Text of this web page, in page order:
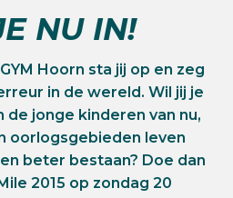
NU IN!
Hoorn sta jij op en zeg
in de wereld. Wil jij je
jonge kinderen van nu,
oorlogsgebieden leven
beter bestaan? Doe dan
2015 op zondag 20